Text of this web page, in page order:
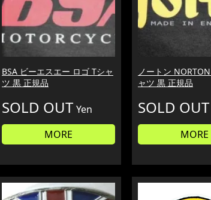
BSA ビーエスエー ロゴ Tシャ
ツ 黒 正規品
SOLD OUT Yen
MORE
ノートン
ャツ 黒 正規品
SOLD OUT
MORE